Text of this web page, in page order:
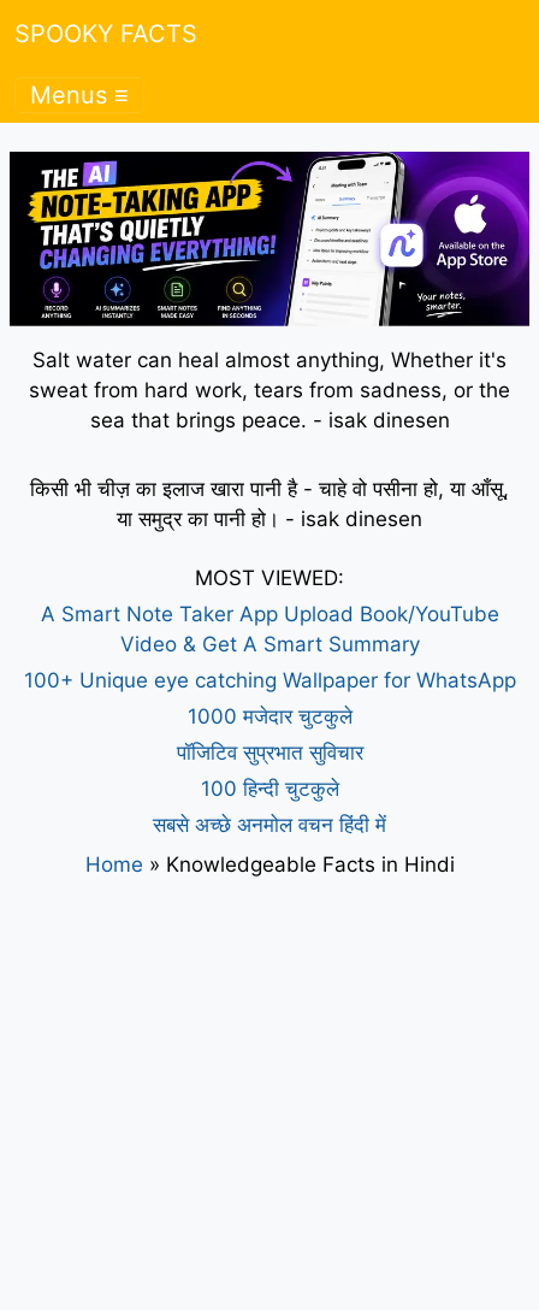
SPOOKY FACTS
Menus ≡
Salt water can heal almost anything, Whether it's
sweat from hard work, tears from sadness, or the
sea that brings peace. - isak dinesen
किसी भी चीज़ का इलाज खारा पानी है - चाहे वो पसीना हो, या आँसू,
या समुद्र का पानी हो। - isak dinesen
MOST VIEWED:
A Smart Note Taker App Upload Book/YouTube
Video & Get A Smart Summary
100+ Unique eye catching Wallpaper for WhatsApp
1000 मजेदार चुटकुले
पॉजिटिव सुप्रभात सुविचार
100 हिन्दी चुटकुले
सबसे अच्छे अनमोल वचन हिंदी में
Home » Knowledgeable Facts in Hindi